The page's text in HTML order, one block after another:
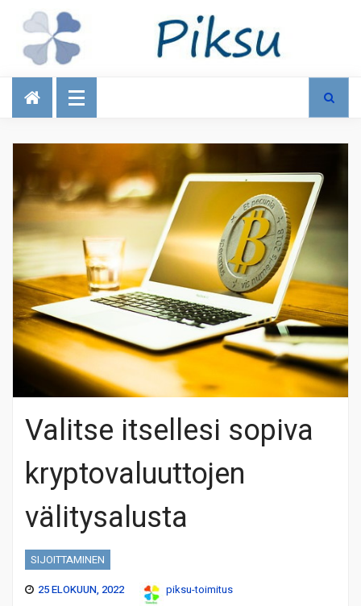
Talous
Valitse itsellesi sopiva
kryptovaluuttojen
välitysalusta
SIJOITTAMINEN
25 ELOKUUN, 2022
piksu-toimitus